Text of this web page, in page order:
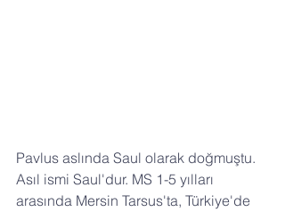
Pavlus aslında Saul olarak doğmuştu.
Asıl ismi Saul'dur. MS 1-5 yılları
arasında Mersin Tarsus'ta, Türkiye'de